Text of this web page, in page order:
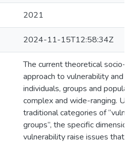
2021
2024-11-15T12:58:34Z
The current theoretical socio-
approach to vulnerability and
individuals, groups and
complex and wide-ranging.
traditional categories of
groups”, the specific
vulnerability raise issues that